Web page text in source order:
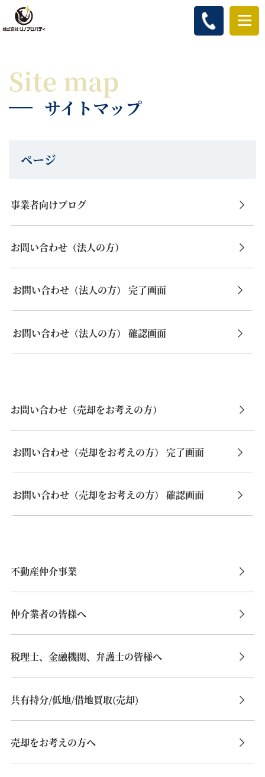
Site map
サイトマップ
ページ
事業者向けブログ
お問い合わせ（法人の方）
お問い合わせ（法人の方） 完了画面
お問い合わせ（法人の方） 確認画面
お問い合わせ（売却をお考えの方）
お問い合わせ（売却をお考えの方） 完了画面
お問い合わせ（売却をお考えの方） 確認画面
不動産仲介事業
仲介業者の皆様へ
税理士、金融機関、弁護士の皆様へ
共有持分/低地/借地買取(売却)
売却をお考えの方へ